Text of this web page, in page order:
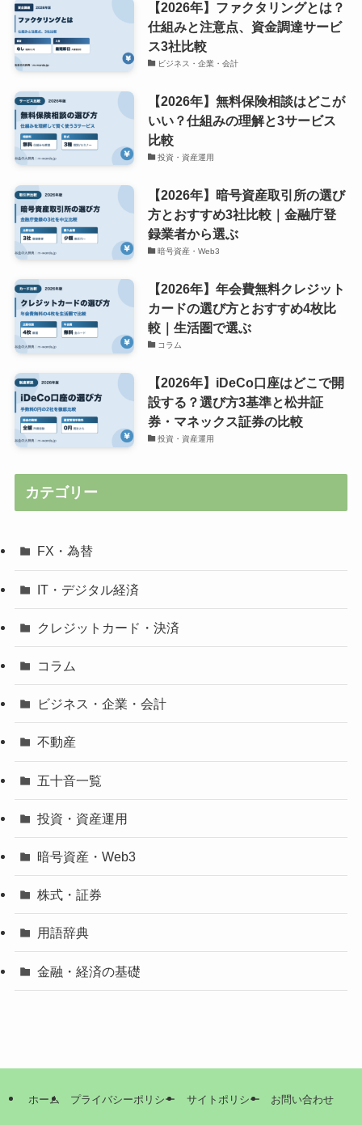
【2026年】ファクタリングとは？
仕組みと注意点、資金調達サービ
ス3社比較
ビジネス・企業・会計
【2026年】無料保険相談はどこが
いい？仕組みの理解と3サービス
比較
投資・資産運用
【2026年】暗号資産取引所の選び
方とおすすめ3社比較｜金融庁登
録業者から選ぶ
暗号資産・Web3
【2026年】年会費無料クレジット
カードの選び方とおすすめ4枚比
較｜生活圏で選ぶ
コラム
【2026年】iDeCo口座はどこで開
設する？選び方3基準と松井証
券・マネックス証券の比較
投資・資産運用
カテゴリー
FX・為替
IT・デジタル経済
クレジットカード・決済
コラム
ビジネス・企業・会計
不動産
五十音一覧
投資・資産運用
暗号資産・Web3
株式・証券
用語辞典
金融・経済の基礎
ホーム プライバシーポリシー サイトポリシー お問い合わせ